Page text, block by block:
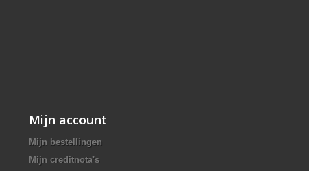
Mijn account
Mijn bestellingen
Mijn creditnota's